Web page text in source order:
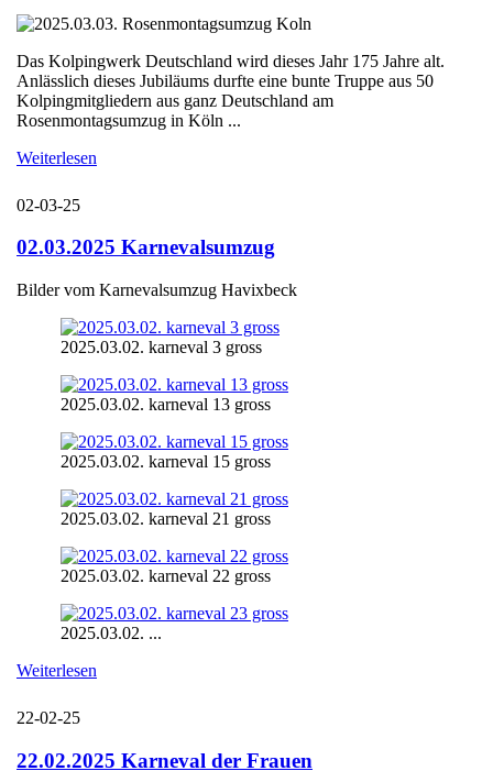
Das Kolpingwerk Deutschland wird dieses Jahr 175 Jahre alt.
Anlässlich dieses Jubiläums durfte eine bunte Truppe aus 50
Kolpingmitgliedern aus ganz Deutschland am
Rosenmontagsumzug in Köln ...
Weiterlesen
02-03-25
02.03.2025 Karnevalsumzug
Bilder vom Karnevalsumzug Havixbeck
2025.03.02. karneval 3 gross
2025.03.02. karneval 13 gross
2025.03.02. karneval 15 gross
2025.03.02. karneval 21 gross
2025.03.02. karneval 22 gross
2025.03.02. ...
Weiterlesen
22-02-25
22.02.2025 Karneval der Frauen